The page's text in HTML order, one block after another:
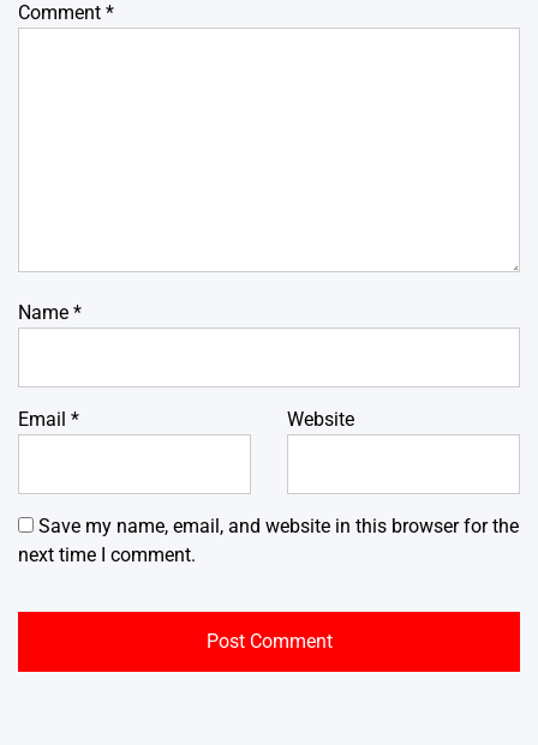
Comment *
Name *
Email * Website
Save my name, email, and website in this browser for the
next time I comment.